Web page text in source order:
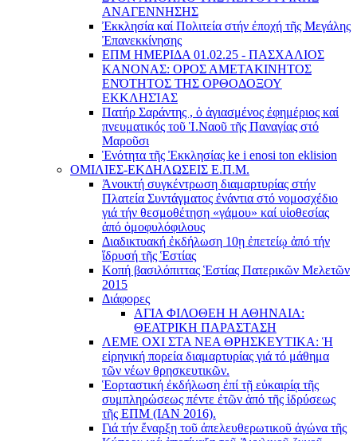
ΑΝΑΓΕΝΝΗΣΗΣ
Ἐκκλησία καί Πολιτεία στήν ἐποχή τῆς Μεγάλης
Ἐπανεκκίνησης
ΕΠΜ ΗΜΕΡΙΔΑ 01.02.25 - ΠΑΣΧΑΛΙΟΣ
ΚΑΝΟΝΑΣ: ΟΡΟΣ ΑΜΕΤΑΚΙΝΗΤΟΣ
ΕΝΌΤΗΤΟΣ ΤΗΣ ΟΡΘΟΔΟΞΟΥ
ΕΚΚΛΗΣΊΑΣ
Πατήρ Σαράντης , ὁ ἁγιασμένος ἐφημέριος καί
πνευματικός τοῦ Ἱ.Ναοῦ τῆς Παναγίας στό
Μαροῦσι
Ἑνότητα τῆς Ἐκκλησίας ke i enosi ton eklision
ΟΜΙΛΙΕΣ-ΕΚΔΗΛΩΣΕΙΣ Ε.Π.Μ.
Ἀνοικτή συγκέντρωση διαμαρτυρίας στήν
Πλατεία Συντάγματος ἐνάντια στό νομοσχέδιο
γιά τήν θεσμοθέτηση «γάμου» καί υἱοθεσίας
ἀπό ὁμοφυλόφιλους
Διαδικτυακή ἐκδήλωση 10ῃ ἐπετείῳ ἀπό τήν
ἵδρυσή τῆς Ἑστίας
Κοπή βασιλόπιττας Ἑστίας Πατερικῶν Μελετῶν
2015
Διάφορες
ΑΓΙΑ ΦΙΛΟΘΕΗ Η ΑΘΗΝΑΙΑ:
ΘΕΑΤΡΙΚΗ ΠΑΡΑΣΤΑΣΗ
ΛΕΜΕ ΟΧΙ ΣΤΑ ΝΕΑ ΘΡΗΣΚΕΥΤΙΚΑ: Ἡ
εἰρηνική πορεία διαμαρτυρίας γιά τό μάθημα
τῶν νέων θρησκευτικῶν.
Ἑορταστική ἐκδήλωση ἐπί τῇ εὐκαιρίᾳ τῆς
συμπληρώσεως πέντε ἐτῶν ἀπό τῆς ἱδρύσεως
τῆς ΕΠΜ (ΙΑΝ 2016).
Γιά τήν ἔναρξη τοῦ ἀπελευθερωτικοῦ ἀγώνα τῆς